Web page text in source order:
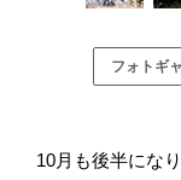
フォトギ
10月も後半にな